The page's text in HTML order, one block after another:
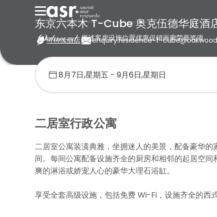
概述客房设施位置优惠促销画廊荣誉奖项
东京六本木 T-Cube 奥克伍德华庭酒
可持续酒店 enquiry.residence-t-
首页 奥克伍德 日本 东京六本木 T-Cube 奥克伍德华庭酒店公
二居室行政公寓
二居室公寓装潢典雅，坐拥迷人的美景，配备豪华
间。每间公寓配备设施齐全的厨房和相邻的起居空
爽的淋浴或娇宠人心的豪华大理石浴缸。
享受全套高级设施，包括免费 Wi-Fi，设施齐全的西